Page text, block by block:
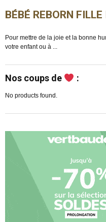
BÉBÉ REBORN
Pour mettre de la joie et la bonne
votre enfant ou à ...
Nos coups de :
No products found.